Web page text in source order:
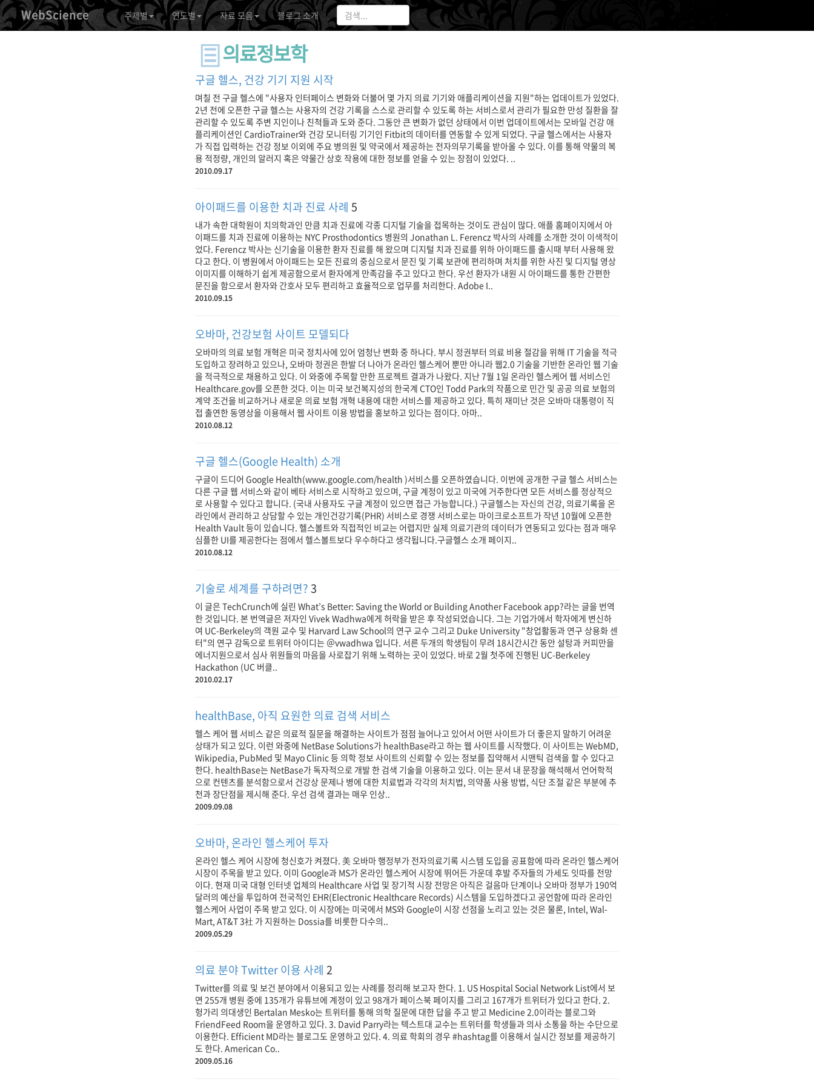
WebScience 주제별 연도별 자료 모음 블로그 소개
의료정보학
구글 헬스, 건강 기기 지원 시작
며칠 전 구글 헬스에 "사용자 인터페이스 변화와 더불어 몇 가지 의료 기기와 애플리케이션을 지원"하는 업데이트가 있었다.
2년 전에 오픈한 구글 헬스는 사용자의 건강 기록을 스스로 관리할 수 있도록 하는 서비스로서 관리가 필요한 만성 질환을 잘
관리할 수 있도록 주변 지인이나 친척들과 도와 준다. 그동안 큰 변화가 없던 상태에서 이번 업데이트에서는 모바일 건강 애
플리케이션인 CardioTrainer와 건강 모니터링 기기인 Fitbit의 데이터를 연동할 수 있게 되었다. 구글 헬스에서는 사용자
가 직접 입력하는 건강 정보 이외에 주요 병의원 및 약국에서 제공하는 전자의무기록을 받아올 수 있다. 이를 통해 약물의 복
용 적정량, 개인의 알러지 혹은 약물간 상호 작용에 대한 정보를 얻을 수 있는 장점이 있었다. ..
2010.09.17
아이패드를 이용한 치과 진료 사례 5
내가 속한 대학원이 치의학과인 만큼 치과 진료에 각종 디지털 기술을 접목하는 것이도 관심이 많다. 애플 홈페이지에서 아
이패드를 치과 진료에 이용하는 NYC Prosthodontics 병원의 Jonathan L. Ferencz 박사의 사례를 소개한 것이 이색적이
었다. Ferencz 박사는 신기술을 이용한 환자 진료를 해 왔으며 디지털 치과 진료를 위하 아이패드를 출시때 부터 사용해 왔
다고 한다. 이 병원에서 아이패드는 모든 진료의 중심으로서 문진 및 기록 보관에 편리하며 처치를 위한 사진 및 디지털 영상
이미지를 이해하기 쉽게 제공함으로서 환자에게 만족감을 주고 있다고 한다. 우선 환자가 내원 시 아이패드를 통한 간편한
문진을 함으로서 환자와 간호사 모두 편리하고 효율적으로 업무를 처리한다. Adobe I..
2010.09.15
오바마, 건강보험 사이트 모델되다
오바마의 의료 보험 개혁은 미국 정치사에 있어 엄청난 변화 중 하나다. 부시 정권부터 의료 비용 절감을 위해 IT 기술을 적극
도입하고 장려하고 있으나, 오바마 정권은 한발 더 나아가 온라인 헬스케어 뿐만 아니라 웹2.0 기술을 기반한 온라인 웹 기술
을 적극적으로 채용하고 있다. 이 와중에 주목할 만한 프로젝트 결과가 나왔다. 지난 7월 1일 온라인 헬스케어 웹 서비스인
Healthcare.gov를 오픈한 것다. 이는 미국 보건복지성의 한국계 CTO인 Todd Park의 작품으로 민간 및 공공 의료 보험의
계약 조건을 비교하거나 새로운 의료 보험 개혁 내용에 대한 서비스를 제공하고 있다. 특히 재미난 것은 오바마 대통령이 직
접 출연한 동영상을 이용해서 웹 사이트 이용 방법을 홍보하고 있다는 점이다. 아마..
2010.08.12
구글 헬스(Google Health) 소개
구글이 드디어 Google Health(www.google.com/health )서비스를 오픈하였습니다. 이번에 공개한 구글 헬스 서비스는
다른 구글 웹 서비스와 같이 베타 서비스로 시작하고 있으며, 구글 계정이 있고 미국에 거주한다면 모든 서비스를 정상적으
로 사용할 수 있다고 합니다. (국내 사용자도 구글 계정이 있으면 접근 가능합니다.) 구글헬스는 자신의 건강, 의료기록을 온
라인에서 관리하고 상담할 수 있는 개인건강기록(PHR) 서비스로 경쟁 서비스로는 마이크로소프트가 작년 10월에 오픈한
Health Vault 등이 있습니다. 헬스볼트와 직접적인 비교는 어렵지만 실제 의료기관의 데이터가 연동되고 있다는 점과 매우
심플한 UI를 제공한다는 점에서 헬스볼트보다 우수하다고 생각됩니다.구글헬스 소개 페이지..
2010.08.12
기술로 세계를 구하려면?3
이 글은 TechCrunch에 실린 What’s Better: Saving the World or Building Another Facebook app?라는 글을 번역
한 것입니다. 본 번역글은 저자인 Vivek Wadhwa에게 허락을 받은 후 작성되었습니다. 그는 기업가에서 학자에게 변신하
여 UC-Berkeley의 객원 교수 및 Harvard Law School의 연구 교수 그리고 Duke University "창업활동과 연구 상용화 센
터"의 연구 감독으로 트위터 아이디는 ＠vwadhwa 입니다. 서른 두개의 학생팀이 무려 18시간시간 동안 설탕과 커피만을
에너지원으로서 심사 위원들의 마음을 사로잡기 위해 노력하는 곳이 있었다. 바로 2월 첫주에 진행된 UC-Berkeley
Hackathon (UC 버클..
2010.02.17
healthBase, 아직 요원한 의료 검색 서비스
헬스 케어 웹 서비스 같은 의료적 질문을 해결하는 사이트가 점점 늘어나고 있어서 어떤 사이트가 더 좋은지 말하기 어려운
상태가 되고 있다. 이런 와중에 NetBase Solutions가 healthBase라고 하는 웹 사이트를 시작했다. 이 사이트는 WebMD,
Wikipedia, PubMed 및 Mayo Clinic 등 의학 정보 사이트의 신뢰할 수 있는 정보를 집약해서 시맨틱 검색을 할 수 있다고
한다. healthBase는 NetBase가 독자적으로 개발 한 검색 기술을 이용하고 있다. 이는 문서 내 문장을 해석해서 언어학적
으로 컨텐츠를 분석함으로서 건강상 문제나 병에 대한 치료법과 각각의 처치법, 의약품 사용 방법, 식단 조절 같은 부분에 추
천과 장단점을 제시해 준다. 우선 검색 결과는 매우 인상..
2009.09.08
오바마, 온라인 헬스케어 투자
온라인 헬스 케어 시장에 청신호가 켜졌다. 美 오바마 행정부가 전자의료기록 시스템 도입을 공표함에 따라 온라인 헬스케어
시장이 주목을 받고 있다. 이미 Google과 MS가 온라인 헬스케어 시장에 뛰어든 가운데 후발 주자들의 가세도 잇따를 전망
이다. 현재 미국 대형 인터넷 업체의 Healthcare 사업 및 장기적 시장 전망은 아직은 걸음마 단계이나 오바마 정부가 190억
달러의 예산을 투입하여 전국적인 EHR(Electronic Healthcare Records) 시스템을 도입하겠다고 공언함에 따라 온라인
헬스케어 사업이 주목 받고 있다. 이 시장에는 미국에서 MS와 Google이 시장 선점을 노리고 있는 것은 물론, Intel, Wal-
Mart, AT&T 3社 가 지원하는 Dossia를 비롯한 다수의..
2009.05.29
의료 분야 Twitter 이용 사례 2
Twitter를 의료 및 보건 분야에서 이용되고 있는 사례를 정리해 보고자 한다. 1. US Hospital Social Network List에서 보
면 255개 병원 중에 135개가 유튜브에 계정이 있고 98개가 페이스북 페이지를 그리고 167개가 트위터가 있다고 한다. 2.
헝가리 의대생인 Bertalan Mesko는 트위터를 통해 의학 질문에 대한 답을 주고 받고 Medicine 2.0이라는 블로그와
FriendFeed Room을 운영하고 있다. 3. David Parry라는 텍스트대 교수는 트위터를 학생들과 의사 소통을 하는 수단으로
이용한다. Efficient MD라는 블로그도 운영하고 있다. 4. 의료 학회의 경우 #hashtag를 이용해서 실시간 정보를 제공하기
도 한다. American Co..
2009.05.16